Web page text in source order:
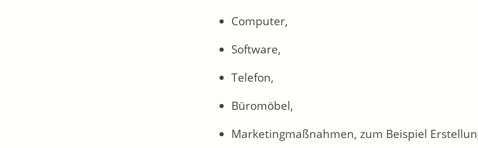
Computer,
Software,
Telefon,
Büromöbel,
Marketingmaßnahmen, zum Beispiel